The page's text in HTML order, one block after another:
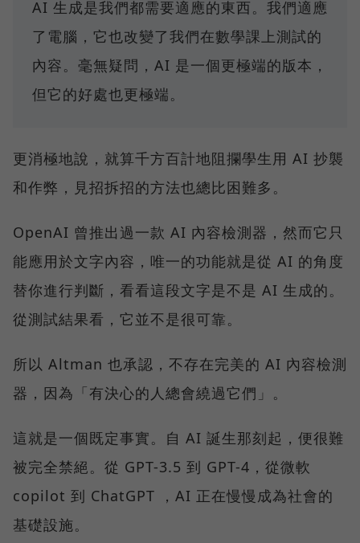
AI 生成是我們都需要適應的東西。我們適應
了電腦，它也改變了我們在數學課上測試的
內容。毫無疑問，AI 是一個更極端的版本，
但它的好處也更極端。
更消極地說，就算千方百計地阻攔學生用 AI 抄襲
和作弊，見招拆招的方法也總比困難多。
OpenAI 曾推出過一款 AI 內容檢測器，然而它只
能應用於文字內容，唯一的功能就是從 AI 的角度
替你進行判斷，看看這段文字是不是 AI 生成的。
從測試結果看，它並不是很可靠。
所以 Altman 也承認，不存在完美的 AI 內容檢測
器，因為「有決心的人總會繞過它們」。
這就是一個既定事實。自 AI 誕生那刻起，便很難
被完全禁絕。從 GPT-3.5 到 GPT-4，從微軟
copilot 到 ChatGPT ，AI 正在慢慢成為社會的
基礎設施。